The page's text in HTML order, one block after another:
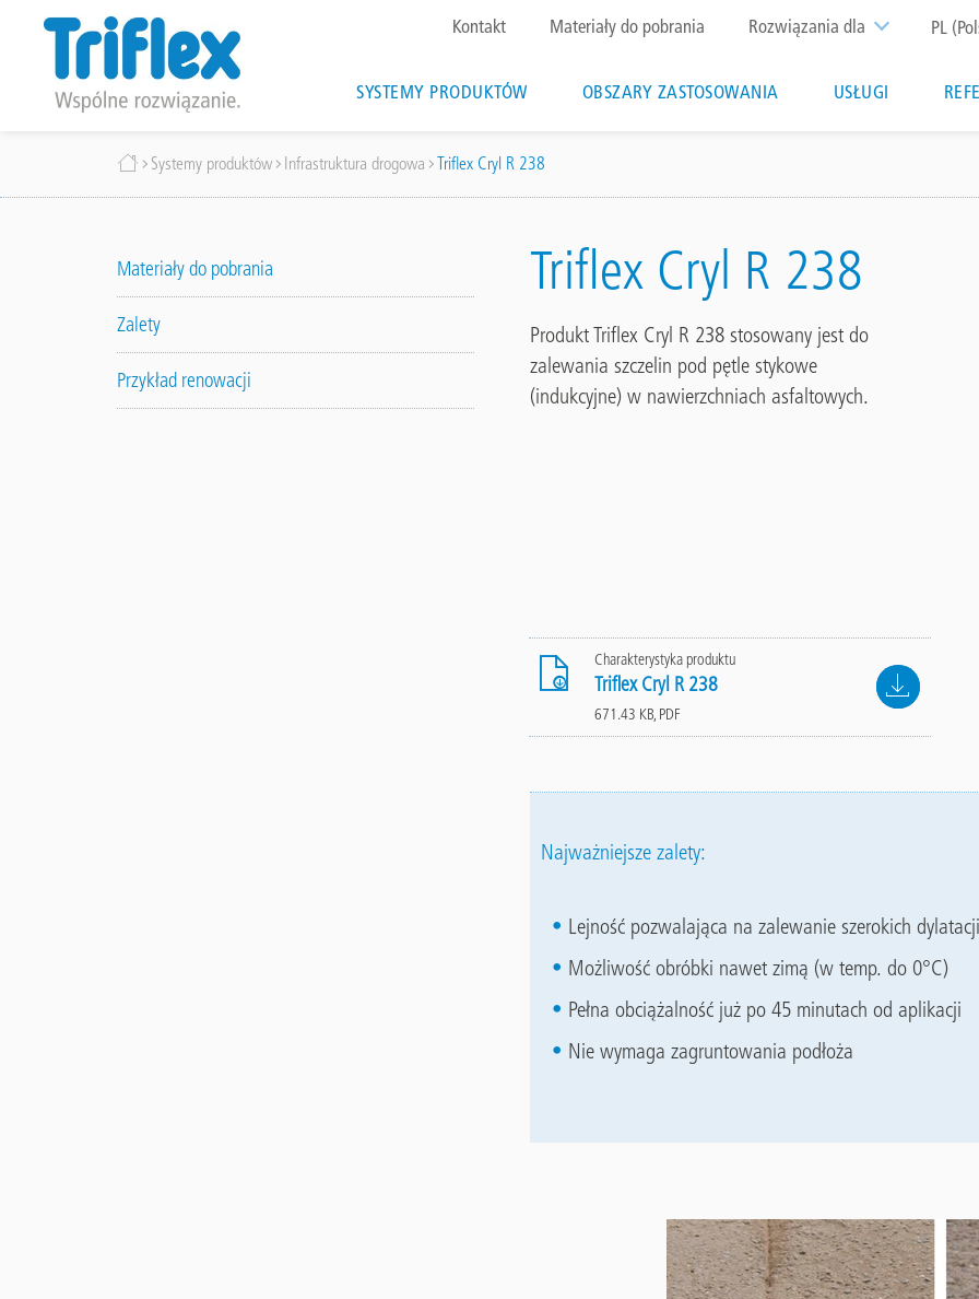
treści
PL
Rozwiązania dla
Top
menu
Kontakt Materiały do pobrania
Main
navigation
SYSTEMY PRODUKTÓW OBSZARY ZASTOSOWANIA USŁUGI
Ścieżka
Systemy produktów Infrastruktura drogowa Triflex Cryl R 238
Materiały do pobrania
Zalety
Przykład renowacji
Triflex Cryl R 238
Produkt Triflex Cryl R 238 stosowany jest do
zalewania szczelin pod pętle stykowe
(indukcyjne) w nawierzchniach asfaltowych.
Charakterystyka produktu
Triflex Cryl R 238 File
671.43 KB, PDF
Najważniejsze zalety:
Lejność pozwalająca na zalewanie szerokich
Możliwość obróbki nawet zimą (w temp. do 0°C)
Pełna obciążalność już po 45 minutach od aplikacji
Nie wymaga zagruntowania podłoża